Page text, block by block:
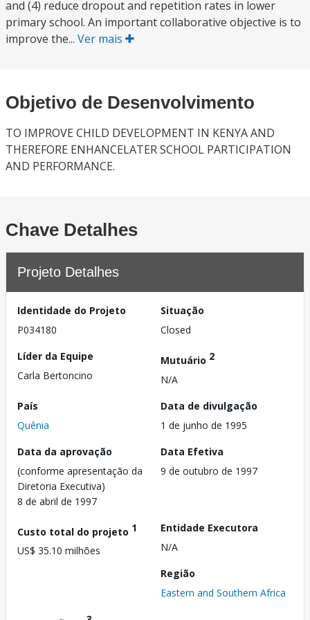
and (4) reduce dropout and repetition rates in lower
primary school. An important collaborative objective is to
improve the... Ver mais
Objetivo de Desenvolvimento
TO IMPROVE CHILD DEVELOPMENT IN KENYA AND
THEREFORE ENHANCELATER SCHOOL PARTICIPATION
AND PERFORMANCE.
Chave Detalhes
Projeto Detalhes
Identidade do Projeto
P034180
Situação
Closed
Líder da Equipe
Carla Bertoncino
Mutuário 2
N/A
País
Quênia
Data de divulgação
1 de junho de 1995
Data da aprovação
(conforme apresentação da
Diretoria Executiva)
8 de abril de 1997
Data Efetiva
9 de outubro de 1997
Custo total do projeto 1
US$ 35.10 milhões
Entidade Executora
N/A
Região
Eastern and Southern Africa